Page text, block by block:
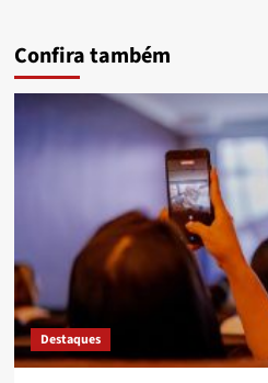
Confira também
Destaques